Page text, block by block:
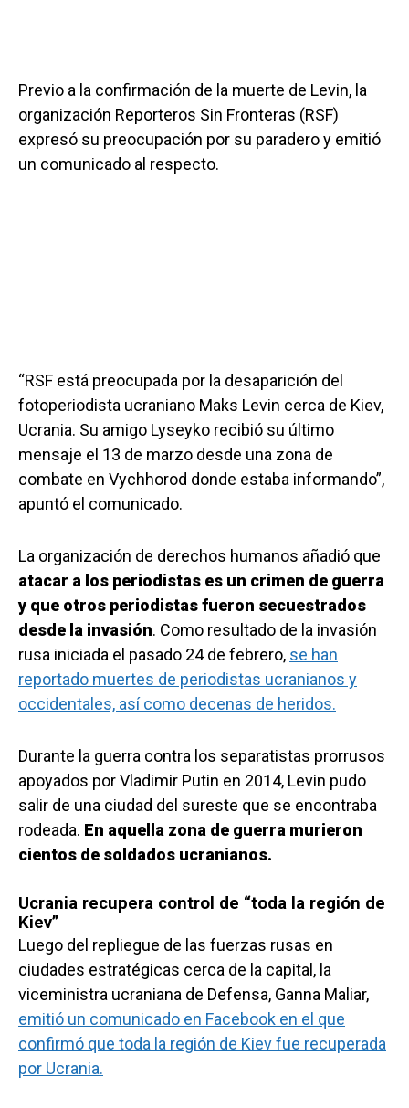
Previo a la confirmación de la muerte de Levin, la
organización Reporteros Sin Fronteras (RSF)
expresó su preocupación por su paradero y emitió
un comunicado al respecto.
“RSF está preocupada por la desaparición del
fotoperiodista ucraniano Maks Levin cerca de Kiev,
Ucrania. Su amigo Lyseyko recibió su último
mensaje el 13 de marzo desde una zona de
combate en Vychhorod donde estaba informando”,
apuntó el comunicado.
La organización de derechos humanos añadió que
atacar a los periodistas es un crimen de guerra
y que otros periodistas fueron secuestrados
desde la invasión. Como resultado de la invasión
rusa iniciada el pasado 24 de febrero, se han
reportado muertes de periodistas ucranianos y
occidentales, así como decenas de heridos.
Durante la guerra contra los separatistas prorrusos
apoyados por Vladimir Putin en 2014, Levin pudo
salir de una ciudad del sureste que se encontraba
rodeada. En aquella zona de guerra murieron
cientos de soldados ucranianos.
Ucrania recupera control de “toda la región de
Kiev”
Luego del repliegue de las fuerzas rusas en
ciudades estratégicas cerca de la capital, la
viceministra ucraniana de Defensa, Ganna Maliar,
emitió un comunicado en Facebook en el que
confirmó que toda la región de Kiev fue recuperada
por Ucrania.